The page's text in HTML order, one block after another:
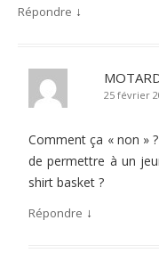
Répondre ↓
25 février
Comment ça « non »
de permettre à un
shirt basket ?
Répondre ↓